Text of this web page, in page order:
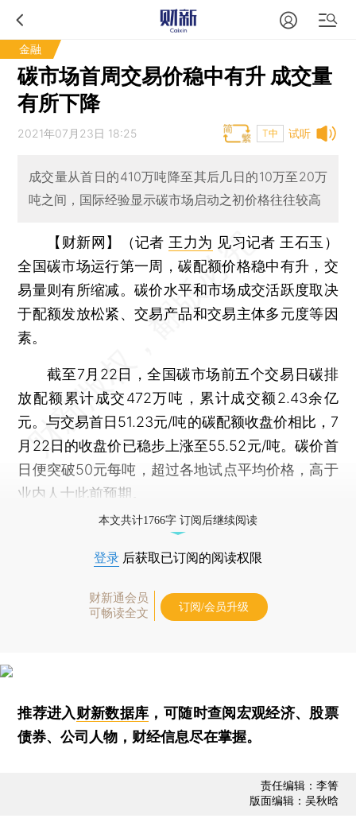
金融
碳市场首周交易价稳中有升 成交量
有所下降
试听
2021年07月23日 18:25 T中
成交量从首日的410万吨降至其后几日的10万至20万
吨之间，国际经验显示碳市场启动之初价格往往较高
【财新网】（记者 王力为 见习记者 王石玉）
全国碳市场运行第一周，碳配额价格稳中有升，交
易量则有所缩减。碳价水平和市场成交活跃度取决
于配额发放松紧、交易产品和交易主体多元度等因
素。
截至7月22日，全国碳市场前五个交易日碳排
放配额累计成交472万吨，累计成交额2.43余亿
元。与交易首日51.23元/吨的碳配额收盘价相比，7
月22日的收盘价已稳步上涨至55.52元/吨。碳价首
日便突破50元每吨，超过各地试点平均价格，高于
业内人士此前预期。
本文共计1766字 订阅后继续阅读
登录 后获取已订阅的阅读权限
财新通会员
可畅读全文
订阅/会员升级
推荐进入财新数据库 ，可随时查阅宏观经济、股票
债券、公司人物，财经信息尽在掌握。
责任编辑：李箐
版面编辑：吴秋晗